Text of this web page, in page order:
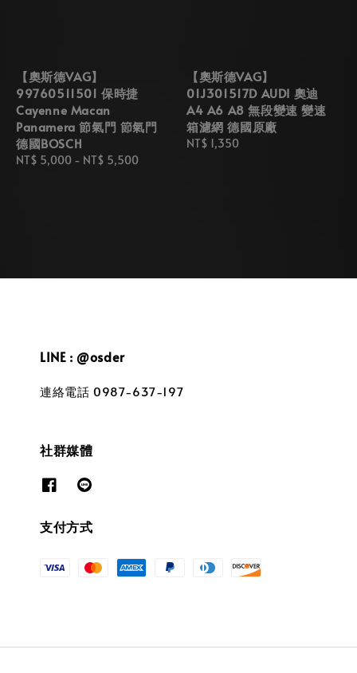
【奧斯德VAG】
99760511501 保時捷
Cayenne Macan
Panamera 節氣門 節氣門
德國BOSCH
Regular
NT$ 5,000 - NT$ 5,500
【奧斯德VAG】
01J301517D AUDI 奧迪
A4 A6 A8 無段變速 變速
箱濾網 德國原廠
Regular
NT$ 1,350
LINE : @osder
連絡電話 0987-637-197
社群媒體
支付方式